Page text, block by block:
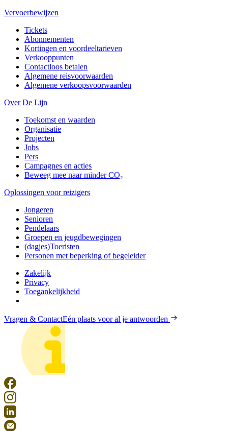
Vervoerbewijzen
Tickets
Abonnementen
Kortingen en voordeeltarieven
Verkooppunten
Contactloos betalen
Algemene reisvoorwaarden
Algemene verkoopsvoorwaarden
Over De Lijn
Toekomst en waarden
Organisatie
Projecten
Jobs
Pers
Campagnes en acties
Beweeg mee naar minder CO₂
Oplossingen voor reizigers
Jongeren
Senioren
Pendelaars
Groepen en jeugdbewegingen
(dagjes)Toeristen
Personen met beperking of begeleider
Zakelijk
Privacy
Toegankelijkheid
Vragen & ContactEén plaats voor al je antwoorden